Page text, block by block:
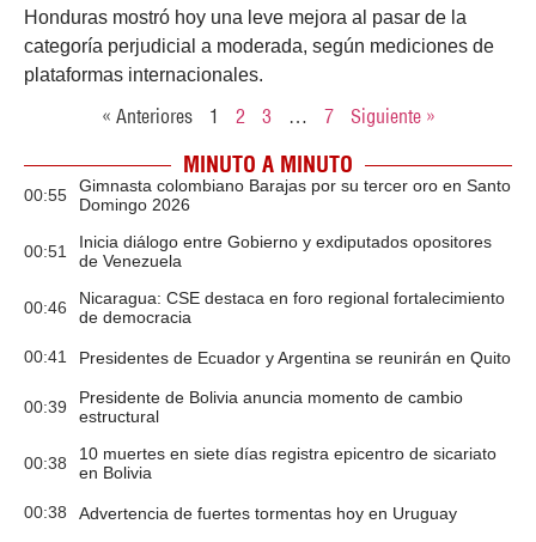
Honduras mostró hoy una leve mejora al pasar de la
categoría perjudicial a moderada, según mediciones de
plataformas internacionales.
« Anteriores 1 2 3 … 7 Siguiente »
MINUTO A MINUTO
00:55
Gimnasta colombiano Barajas por su tercer oro en Santo
Domingo 2026
00:51
Inicia diálogo entre Gobierno y exdiputados opositores
de Venezuela
00:46
Nicaragua: CSE destaca en foro regional fortalecimiento
de democracia
00:41 Presidentes de Ecuador y Argentina se reunirán en Quito
00:39
Presidente de Bolivia anuncia momento de cambio
estructural
00:38
10 muertes en siete días registra epicentro de sicariato
en Bolivia
00:38 Advertencia de fuertes tormentas hoy en Uruguay